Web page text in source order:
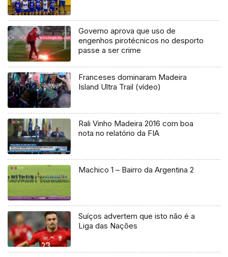
Governo aprova que uso de
engenhos pirotécnicos no desporto
passe a ser crime
Franceses dominaram Madeira
Island Ultra Trail (vídeo)
Rali Vinho Madeira 2016 com boa
nota no relatório da FIA
Machico 1 – Bairro da Argentina 2
Suíços advertem que isto não é a
Liga das Nações